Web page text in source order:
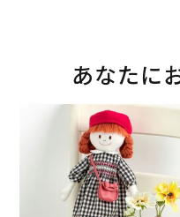
あなたに